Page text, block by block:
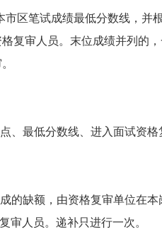
区笔试成绩最低分数线，并
复审人员。末位成绩并列的
最低分数线、进入面试资格
的缺额，由资格复审单位在
审人员。递补只进行一次。